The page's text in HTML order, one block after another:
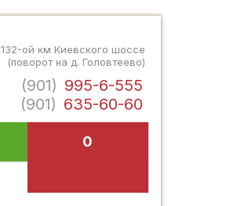
132-ой км Киевского шоссе
(поворот на д. Головтеево)
(901) 995-6-555
(901) 635-60-60
0